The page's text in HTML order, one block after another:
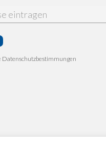
Datenschutzbestimmungen